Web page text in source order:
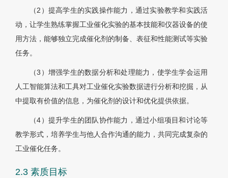
（2）提高学生的实践操作能力，通过实验教学和实践活
动，让学生熟练掌握工业催化实验的基本技能和仪器设备的使
用方法，能够独立完成催化剂的制备、表征和性能测试等实验
任务。
（3）增强学生的数据分析和处理能力，使学生学会运用
人工智能算法和工具对工业催化实验数据进行分析和挖掘，从
中提取有价值的信息，为催化剂的设计和优化提供依据。
（4）提升学生的团队协作能力，通过小组项目和讨论等
教学形式，培养学生与他人合作沟通的能力，共同完成复杂的
工业催化任务。
2.3 素质目标